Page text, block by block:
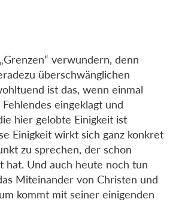
verwundern, denn
überschwänglichen
ist das, wenn einmal
eingeklagt und
hier gelobte Einigkeit ist
Einigkeit wirkt sich ganz konkret
zu sprechen, der schon
hat. Und auch heute noch tun
Miteinander von Christen und
kommt mit seiner einigenden